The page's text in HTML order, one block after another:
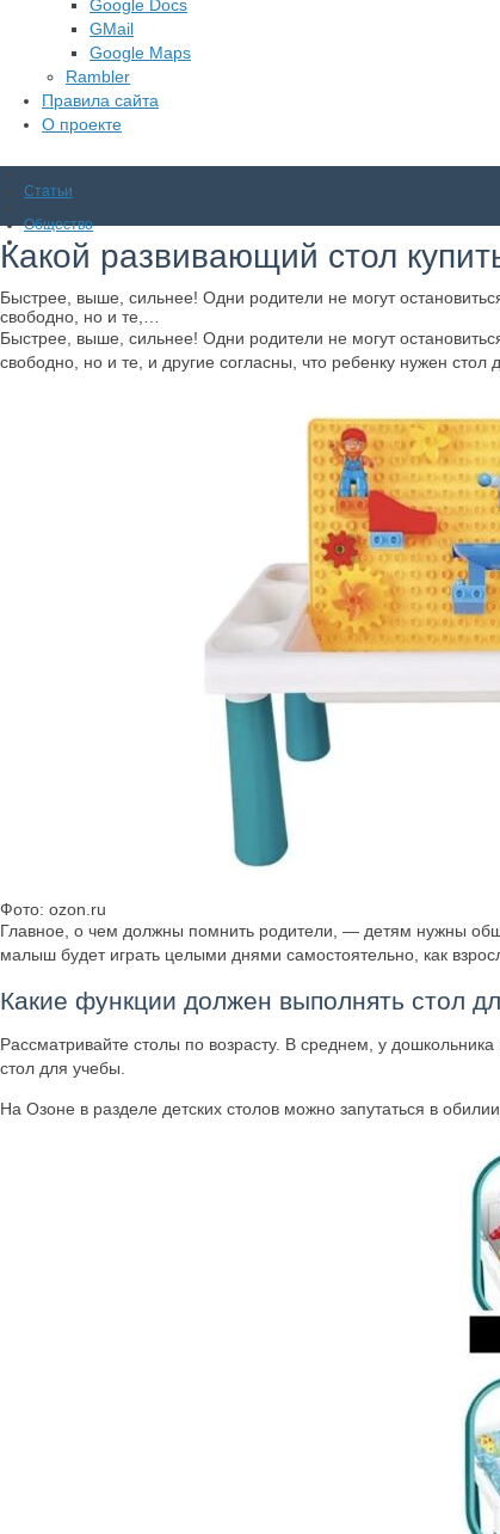
Google Docs
GMail
Google Maps
Rambler
Правила сайта
О проекте
Статьи
Общество
Какой развивающий стол
Быстрее, выше, сильнее! Одни родители не могут
свободно, но и те,…
Быстрее, выше, сильнее! Одни родители не могут
свободно, но и те, и другие согласны, что ребенку нужен
Фото: ozon.ru
Главное, о чем должны помнить родители, — детям нужны
малыш будет играть целыми днями самостоятельно, как
Какие функции должен выполнять стол
Рассматривайте столы по возрасту. В среднем, у
стол для учебы.
На Озоне в разделе детских столов можно запутаться в